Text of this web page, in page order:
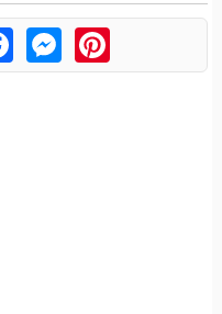
FacebookMessengerPinterest